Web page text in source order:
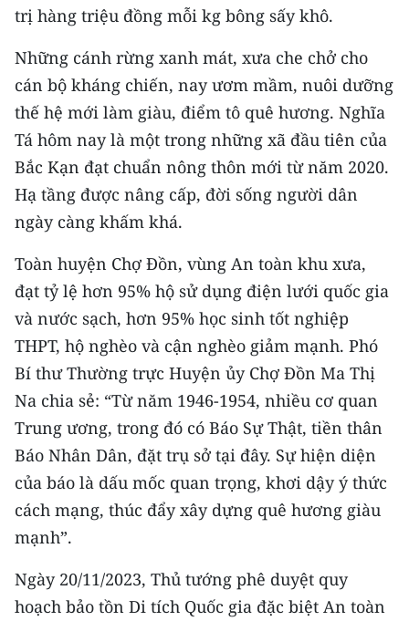
trị hàng triệu đồng mỗi kg bông sấy khô.
Những cánh rừng xanh mát, xưa che chở cho
cán bộ kháng chiến, nay ươm mầm, nuôi dưỡng
thế hệ mới làm giàu, điểm tô quê hương. Nghĩa
Tá hôm nay là một trong những xã đầu tiên của
Bắc Kạn đạt chuẩn nông thôn mới từ năm 2020.
Hạ tầng được nâng cấp, đời sống người dân
ngày càng khấm khá.
Toàn huyện Chợ Đồn, vùng An toàn khu xưa,
đạt tỷ lệ hơn 95% hộ sử dụng điện lưới quốc gia
và nước sạch, hơn 95% học sinh tốt nghiệp
THPT, hộ nghèo và cận nghèo giảm mạnh. Phó
Bí thư Thường trực Huyện ủy Chợ Đồn Ma Thị
Na chia sẻ: “Từ năm 1946-1954, nhiều cơ quan
Trung ương, trong đó có Báo Sự Thật, tiền thân
Báo Nhân Dân, đặt trụ sở tại đây. Sự hiện diện
của báo là dấu mốc quan trọng, khơi dậy ý thức
cách mạng, thúc đẩy xây dựng quê hương giàu
mạnh”.
Ngày 20/11/2023, Thủ tướng phê duyệt quy
hoạch bảo tồn Di tích Quốc gia đặc biệt An toàn